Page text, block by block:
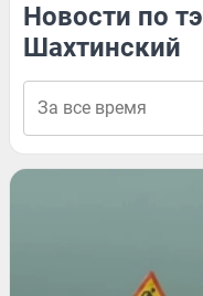
Новости по
Шахтинский